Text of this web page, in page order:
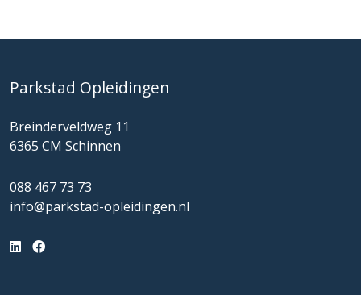
Parkstad Opleidingen
Breinderveldweg 11
6365 CM Schinnen
088 467 73 73
info@parkstad-opleidingen.nl